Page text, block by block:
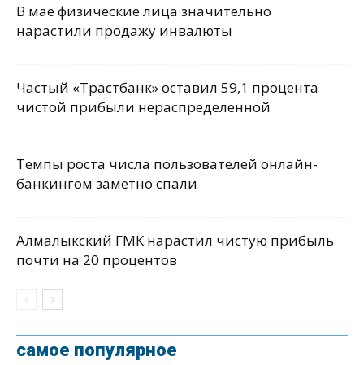
В мае физические лица значительно
нарастили продажу инвалюты
Частый «Трастбанк» оставил 59,1 процента
чистой прибыли нераспределенной
Темпы роста числа пользователей онлайн-
банкингом заметно спали
Алмалыкский ГМК нарастил чистую прибыль
почти на 20 процентов
самое популярное